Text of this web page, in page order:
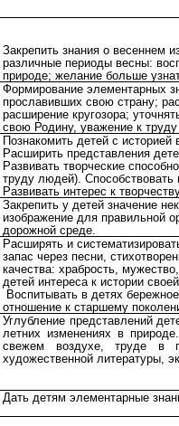
Закрепить знания о весеннем
различные периоды весны:
природе; желание больше
Формирование элементарных
прославивших свою страну;
расширение кругозора;
свою Родину, уважение к
Познакомить детей с
Расширить представления
Развивать творческие
труду людей).
Развивать интерес к
Закрепить у детей значение
изображение для правильной
дорожной среде.
Расширять и
запас через песни,
качества: храбрость,
детей интереса к истории
Воспитывать в детях
отношение к старшему
Углубление представлений
летних изменениях в
свежем воздухе, труде в
художественной литературы,
Дать детям элементарные